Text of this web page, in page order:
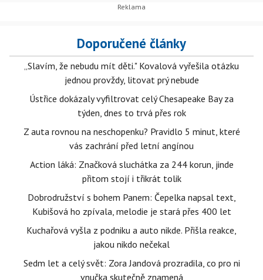
Doporučené články
„Slavím, že nebudu mít děti." Kovalová vyřešila otázku
jednou provždy, litovat prý nebude
Ústřice dokázaly vyfiltrovat celý Chesapeake Bay za
týden, dnes to trvá přes rok
Z auta rovnou na neschopenku? Pravidlo 5 minut, které
vás zachrání před letní angínou
Action láká: Značková sluchátka za 244 korun, jinde
přitom stojí i třikrát tolik
Dobrodružství s bohem Panem: Čepelka napsal text,
Kubišová ho zpívala, melodie je stará přes 400 let
Kuchařová vyšla z podniku a auto nikde. Přišla reakce,
jakou nikdo nečekal
Sedm let a celý svět: Zora Jandová prozradila, co pro ni
vnučka skutečně znamená